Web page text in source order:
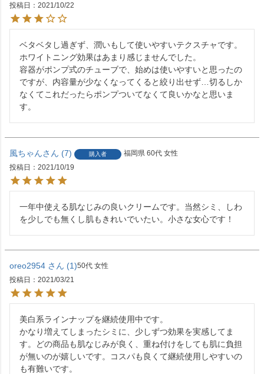
投稿日
2021/10/22
ベタベタし過ぎず、潤いもして使いやすいテクスチャです。
ホワイトニング効果はあまり感じませんでした。
容器がポンプ式のチューブで、始めは使いやすいと思ったの
ですが、内容量が少なくなってくると絞り出せず…切るしか
なくてこれだったらポンプついてなくて良いかなと思いま
す。
風ちゃん 7 購入者 福岡県 60代 女性
投稿日
2021/10/19
一年中使える肌なじみの良いクリームです。当然シミ、しわ
を少しでも無くし肌もきれいでいたい。小さな女心です！
oreo2954 1 50代 女性
投稿日
2021/03/21
美白系ラインナップを継続使用中です。
かなり増えてしまったシミに、少しずつ効果を実感してま
す。どの商品も肌なじみが良く、重ね付けをしても肌に負担
が無いのが嬉しいです。コスパも良くて継続使用しやすいの
も有難いです。